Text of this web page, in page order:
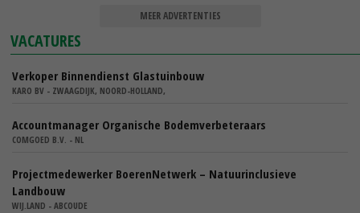
MEER ADVERTENTIES
VACATURES
Verkoper Binnendienst Glastuinbouw
KARO BV - ZWAAGDIJK, NOORD-HOLLAND,
Accountmanager Organische Bodemverbeteraars
COMGOED B.V. - NL
Projectmedewerker BoerenNetwerk – Natuurinclusieve
Landbouw
WIJ.LAND - ABCOUDE